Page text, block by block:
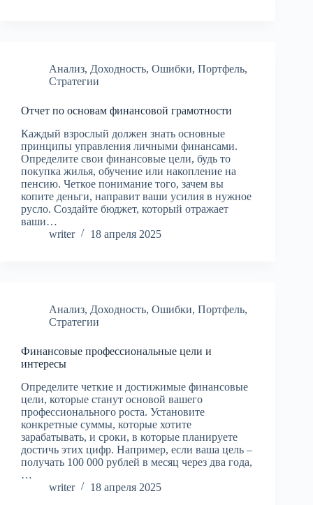
Анализ, Доходность, Ошибки, Портфель,
Стратегии
Отчет по основам финансовой грамотности
Каждый взрослый должен знать основные
принципы управления личными финансами.
Определите свои финансовые цели, будь то
покупка жилья, обучение или накопление на
пенсию. Четкое понимание того, зачем вы
копите деньги, направит ваши усилия в нужное
русло. Создайте бюджет, который отражает
ваши…
writer
18 апреля 2025
Анализ, Доходность, Ошибки, Портфель,
Стратегии
Финансовые профессиональные цели и
интересы
Определите четкие и достижимые финансовые
цели, которые станут основой вашего
профессионального роста. Установите
конкретные суммы, которые хотите
зарабатывать, и сроки, в которые планируете
достичь этих цифр. Например, если ваша цель –
получать 100 000 рублей в месяц через два года,
…
writer
18 апреля 2025